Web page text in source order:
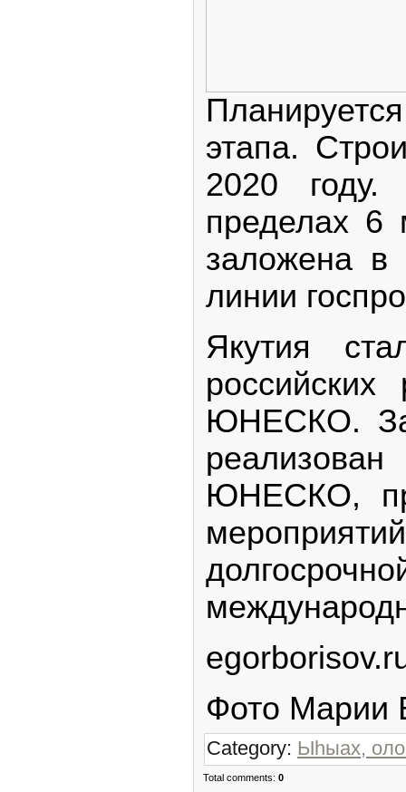
этапа.
2020 году.
пределах 6
заложена в
линии
Якутия
ЮНЕСКО. За
ЮНЕСКО,
Фото Марии
Category: Ыһыах,
Total comments: 0